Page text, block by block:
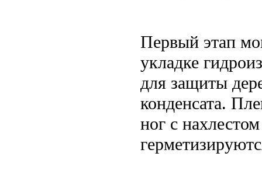
Первый этап
укладке
для защиты
конденсата.
ног с